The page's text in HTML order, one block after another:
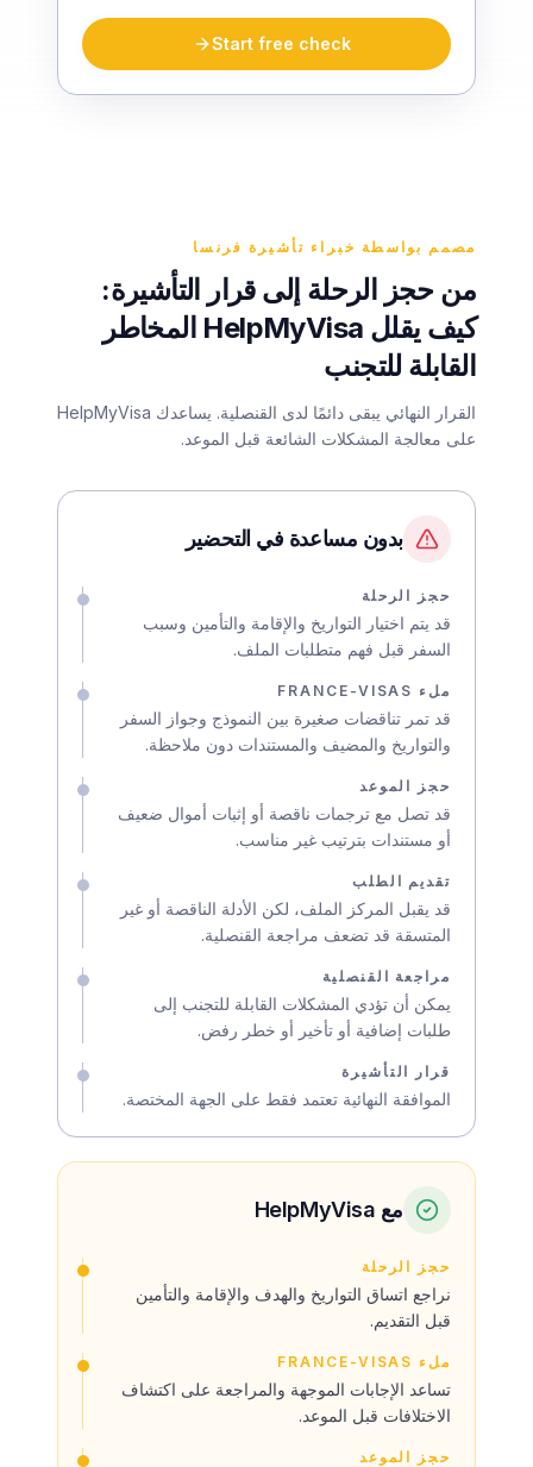
Start free check
مصمم بواسطة خبراء تأشيرة فرنسا
من حجز الرحلة إلى قرار التأشيرة:
كيف يقلل HelpMyVisa المخاطر
القابلة للتجنب
القرار النهائي يبقى دائمًا لدى القنصلية. يساعدك HelpMyVisa
على معالجة المشكلات الشائعة قبل الموعد.
بدون مساعدة في التحضير
حجز الرحلة
قد يتم اختيار التواريخ والإقامة والتأمين وسبب
السفر قبل فهم متطلبات الملف.
ملء FRANCE-VISAS
قد تمر تناقضات صغيرة بين النموذج وجواز السفر
والتواريخ والمضيف والمستندات دون ملاحظة.
حجز الموعد
قد تصل مع ترجمات ناقصة أو إثبات أموال ضعيف
أو مستندات بترتيب غير مناسب.
تقديم الطلب
قد يقبل المركز الملف، لكن الأدلة الناقصة أو غير
المتسقة قد تضعف مراجعة القنصلية.
مراجعة القنصلية
يمكن أن تؤدي المشكلات القابلة للتجنب إلى
طلبات إضافية أو تأخير أو خطر رفض.
قرار التأشيرة
الموافقة النهائية تعتمد فقط على الجهة المختصة.
مع HelpMyVisa
حجز الرحلة
نراجع اتساق التواريخ والهدف والإقامة والتأمين
قبل التقديم.
ملء FRANCE-VISAS
تساعد الإجابات الموجهة والمراجعة على اكتشاف
الاختلافات قبل الموعد.
حجز الموعد